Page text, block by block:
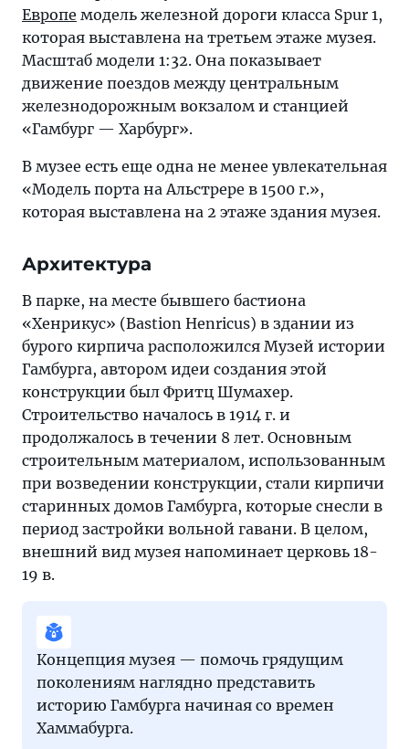
Европе модель железной дороги класса Spur 1,
которая выставлена на третьем этаже музея.
Масштаб модели 1:32. Она показывает
движение поездов между центральным
железнодорожным вокзалом и станцией
«Гамбург — Харбург».
В музее есть еще одна не менее увлекательная
«Модель порта на Альстрере в 1500 г.»,
которая выставлена на 2 этаже здания музея.
Архитектура
В парке, на месте бывшего бастиона
«Хенрикус» (Bastion Henricus) в здании из
бурого кирпича расположился Музей истории
Гамбурга, автором идеи создания этой
конструкции был Фритц Шумахер.
Строительство началось в 1914 г. и
продолжалось в течении 8 лет. Основным
строительным материалом, использованным
при возведении конструкции, стали кирпичи
старинных домов Гамбурга, которые снесли в
период застройки вольной гавани. В целом,
внешний вид музея напоминает церковь 18-
19 в.
Концепция музея — помочь грядущим
поколениям наглядно представить
историю Гамбурга начиная со времен
Хаммабурга.